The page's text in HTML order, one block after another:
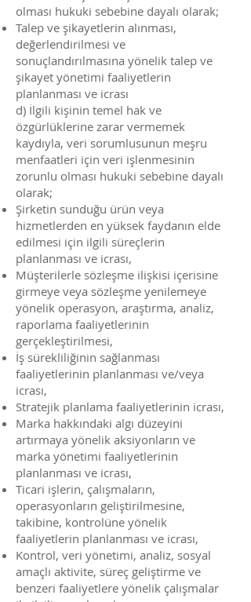
olması hukuki sebebine dayalı olarak;
Talep ve şikayetlerin alınması,
değerlendirilmesi ve
sonuçlandırılmasına yönelik talep ve
şikayet yönetimi faaliyetlerin
planlanması ve icrası
d) İlgili kişinin temel hak ve
özgürlüklerine zarar vermemek
kaydıyla, veri sorumlusunun meşru
menfaatleri için veri işlenmesinin
zorunlu olması hukuki sebebine dayalı
olarak;
Şirketin sunduğu ürün veya
hizmetlerden en yüksek faydanın elde
edilmesi için ilgili süreçlerin
planlanması ve icrası,
Müşterilerle sözleşme ilişkisi içerisine
girmeye veya sözleşme yenilemeye
yönelik operasyon, araştırma, analiz,
raporlama faaliyetlerinin
gerçekleştirilmesi,
İş sürekliliğinin sağlanması
faaliyetlerinin planlanması ve/veya
icrası,
Stratejik planlama faaliyetlerinin icrası,
Marka hakkındaki algı düzeyini
artırmaya yönelik aksiyonların ve
marka yönetimi faaliyetlerinin
planlanması ve icrası,
Ticari işlerin, çalışmaların,
operasyonların geliştirilmesine,
takibine, kontrolüne yönelik
faaliyetlerin planlanması ve icrası,
Kontrol, veri yönetimi, analiz, sosyal
amaçlı aktivite, süreç geliştirme ve
benzeri faaliyetlere yönelik çalışmalar